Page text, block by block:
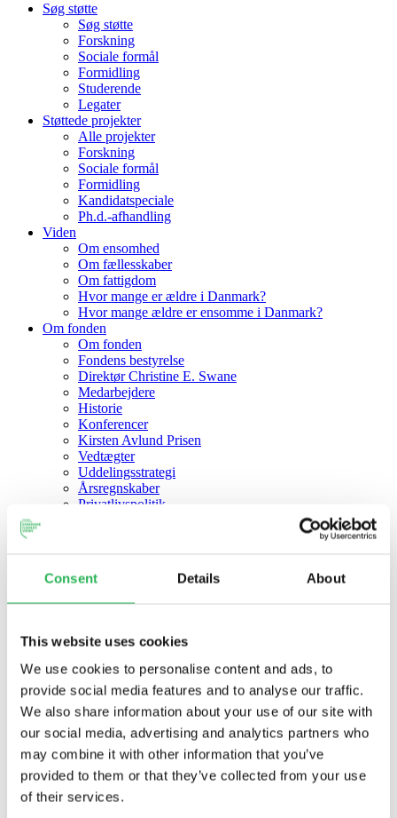
Consent Details About
This website uses cookies
We use cookies to personalise content and ads, to
provide social media features and to analyse our traffic.
We also share information about your use of our site with
our social media, advertising and analytics partners who
may combine it with other information that you’ve
provided to them or that they’ve collected from your use
of their services.
Søg støtte
Søg støtte
Forskning
Sociale formål
Formidling
Studerende
Legater
Støttede projekter
Alle projekter
Forskning
Sociale formål
Formidling
Kandidatspeciale
Ph.d.-afhandling
Viden
Om ensomhed
Om fællesskaber
Om fattigdom
Hvor mange er ældre i Danmark?
Hvor mange ældre er ensomme i Danmark?
Om fonden
Om fonden
Fondens bestyrelse
Direktør Christine E. Swane
Medarbejdere
Historie
Konferencer
Kirsten Avlund Prisen
Vedtægter
Uddelingsstrategi
Årsregnskaber
Privatlivspolitik